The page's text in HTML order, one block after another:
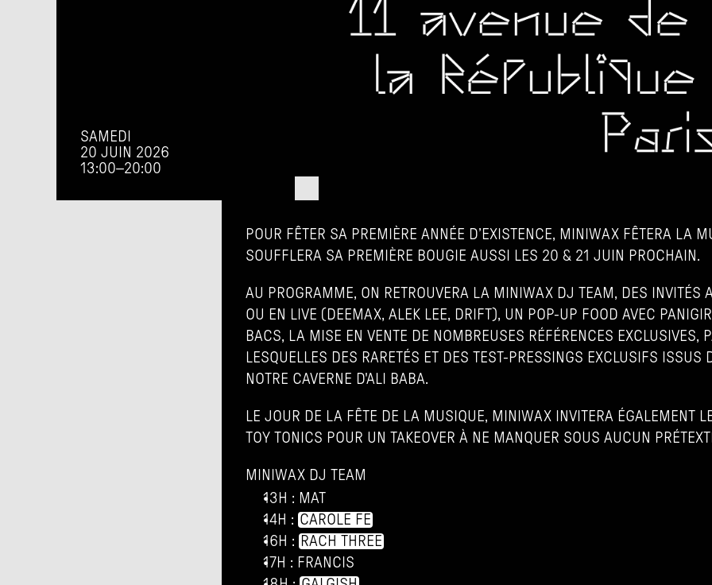
SAMEDI
20 JUIN 2026
13:00–20:00
POUR FÊTER SA PREMIÈRE ANNÉE D’EXISTENCE, MINIWAX FÊTERA LA
SOUFFLERA SA PREMIÈRE BOUGIE AUSSI LES 20 & 21 JUIN PROCHAIN.
AU PROGRAMME, ON RETROUVERA LA MINIWAX DJ TEAM, DES INVITÉS
OU EN LIVE (DEEMAX, ALEK LEE, DRIFT), UN POP-UP FOOD AVEC
BACS, LA MISE EN VENTE DE NOMBREUSES RÉFÉRENCES EXCLUSIVES,
LESQUELLES DES RARETÉS ET DES TEST-PRESSINGS EXCLUSIFS ISSUS
NOTRE CAVERNE D'ALI BABA.
LE JOUR DE LA FÊTE DE LA MUSIQUE, MINIWAX INVITERA ÉGALEMENT
TOY TONICS POUR UN TAKEOVER À NE MANQUER SOUS AUCUN
MINIWAX DJ TEAM
13H : MAT
14H : CAROLE FE
16H : RACH THREE
17H : FRANCIS